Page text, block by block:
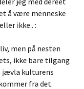
å være menneske
ikke.. :
men på nesten
ikke bare tilgang
jævla kulturens
fra det